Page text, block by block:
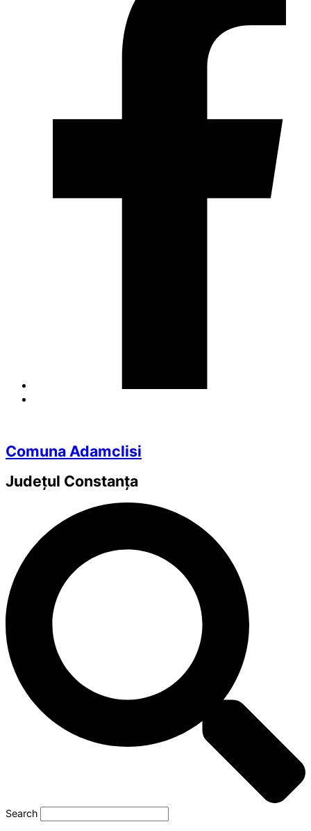
Comuna Adamclisi
Județul Constanța
Search